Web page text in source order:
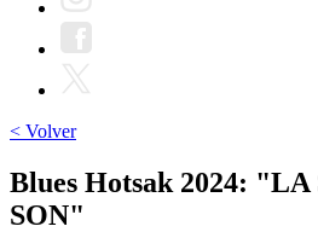
< Volver
Blues Hotsak 2024:
SON"